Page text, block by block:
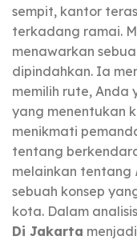
sempit, kantor
terkadang ramai.
menawarkan
dipindahkan. Ia
memilih rute, Anda
yang menentukan
menikmati
tentang
melainkan tentang
sebuah konsep
kota. Dalam
Di Jakarta